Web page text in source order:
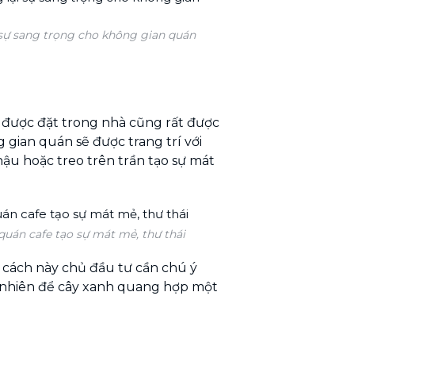
sang trọng cho không gian quán
đặt trong nhà cũng rất được
gian quán sẽ được trang trí với
hoặc treo trên trần tạo sự mát
cafe tạo sự mát mẻ, thư thái
này chủ đầu tư cần chú ý
để cây xanh quang hợp một